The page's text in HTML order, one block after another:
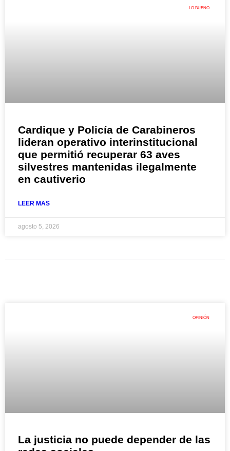
LO BUENO
Cardique y Policía de Carabineros
lideran operativo interinstitucional
que permitió recuperar 63 aves
silvestres mantenidas ilegalmente
en cautiverio
LEER MAS
agosto 5, 2026
OPINIÓN
La justicia no puede depender de las